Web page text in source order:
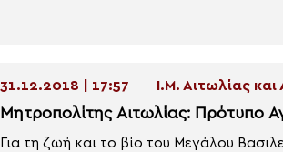
31.12.2018 | 17:57 Ι.Μ. Αιτωλίας
Μητροπολίτης Αιτωλίας: Πρότυπο
Για τη ζωή και το βίο του Μεγάλου